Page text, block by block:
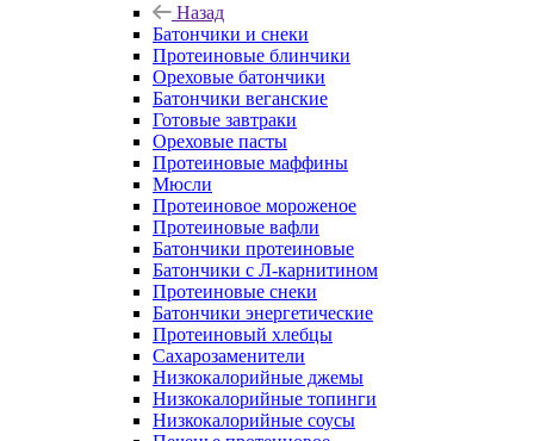
Назад
Батончики и снеки
Протеиновые блинчики
Ореховые батончики
Батончики веганские
Готовые завтраки
Ореховые пасты
Протеиновые маффины
Мюсли
Протеиновое мороженое
Протеиновые вафли
Батончики протеиновые
Батончики с Л-карнитином
Протеиновые снеки
Батончики энергетические
Протеиновый хлебцы
Сахарозаменители
Низкокалорийные джемы
Низкокалорийные топинги
Низкокалорийные соусы